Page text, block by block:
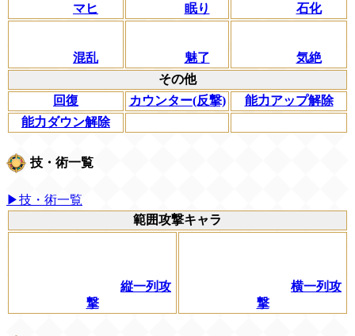
マヒ 眠り 石化
混乱 魅了
気絶
その他
回復
カウンター(反撃)
能力アップ解除
能力ダウン解除
技・術一覧
▶技・術一覧
範囲攻撃キャラ
縦一列攻
撃
横一列攻
撃